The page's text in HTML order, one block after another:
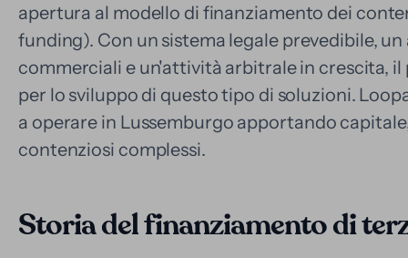
apertura al modello di finanziamento dei
funding). Con un sistema legale prevedibile,
commerciali e un'attività arbitrale in crescita,
per lo sviluppo di questo tipo di soluzioni.
a operare in Lussemburgo apportando
contenziosi complessi.
Storia del finanziamento di